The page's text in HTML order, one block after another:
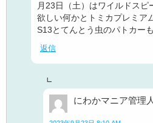
月23日（土）はワイルドスピ
欲しい何かとトミカプレミア
S13とてんとう虫のパトカー
返信
にわかマニア管理人